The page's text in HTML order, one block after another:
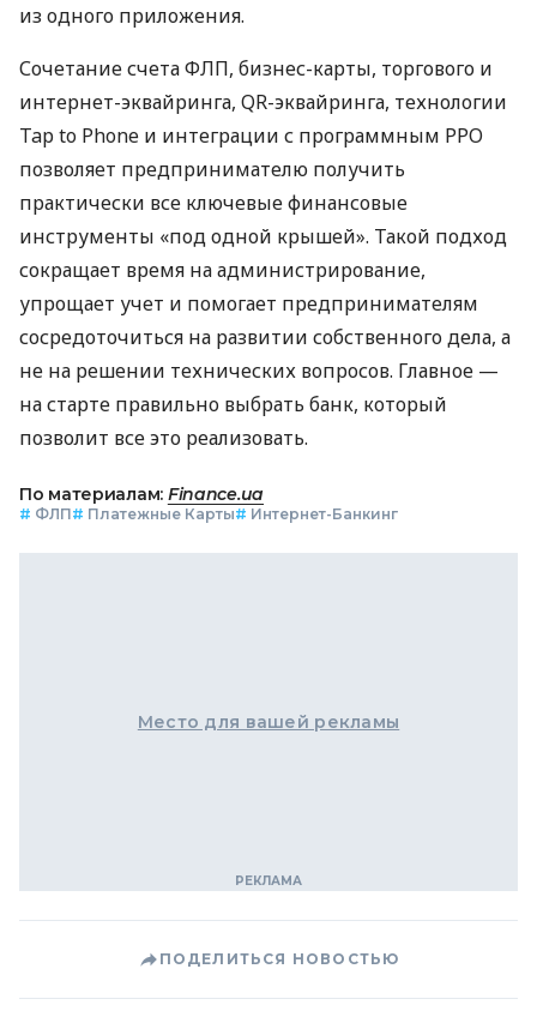
из одного приложения.
Сочетание счета ФЛП, бизнес-карты, торгового и
интернет-эквайринга, QR-эквайринга, технологии
Tap to Phone и интеграции с программным РРО
позволяет предпринимателю получить
практически все ключевые финансовые
инструменты «под одной крышей». Такой подход
сокращает время на администрирование,
упрощает учет и помогает предпринимателям
сосредоточиться на развитии собственного дела, а
не на решении технических вопросов. Главное —
на старте правильно выбрать банк, который
позволит все это реализовать.
По материалам: Finance.ua
# ФЛП# Платежные Карты# Интернет-Банкинг
Место для вашей рекламы
ПОДЕЛИТЬСЯ НОВОСТЬЮ